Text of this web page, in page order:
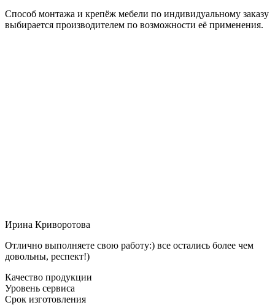
Способ монтажа и крепёж мебели по индивидуальному заказу
выбирается производителем по возможности её применения.
Ирина Криворотова
Отлично выполняете свою работу:) все остались более чем
довольны, респект!)
Качество продукции
Уровень сервиса
Срок изготовления